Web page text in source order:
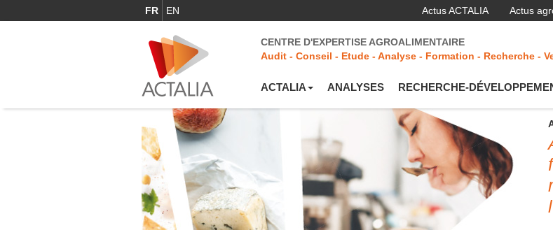
FR EN Actus ACTALIA Actus
CENTRE D'EXPERTISE AGROALIMENTAIRE
Audit - Conseil - Etude - Analyse - Formation - Recherche -
ACTALIA ANALYSES RECHERCHE-